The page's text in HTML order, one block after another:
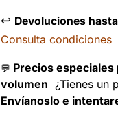
↩️ Devoluciones
Consulta condiciones
💬 Precios
volumen ¿Tienes un
Envíanoslo e